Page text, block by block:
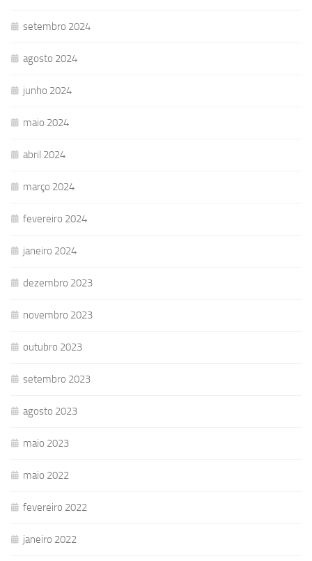
setembro 2024
agosto 2024
junho 2024
maio 2024
abril 2024
março 2024
fevereiro 2024
janeiro 2024
dezembro 2023
novembro 2023
outubro 2023
setembro 2023
agosto 2023
maio 2023
maio 2022
fevereiro 2022
janeiro 2022